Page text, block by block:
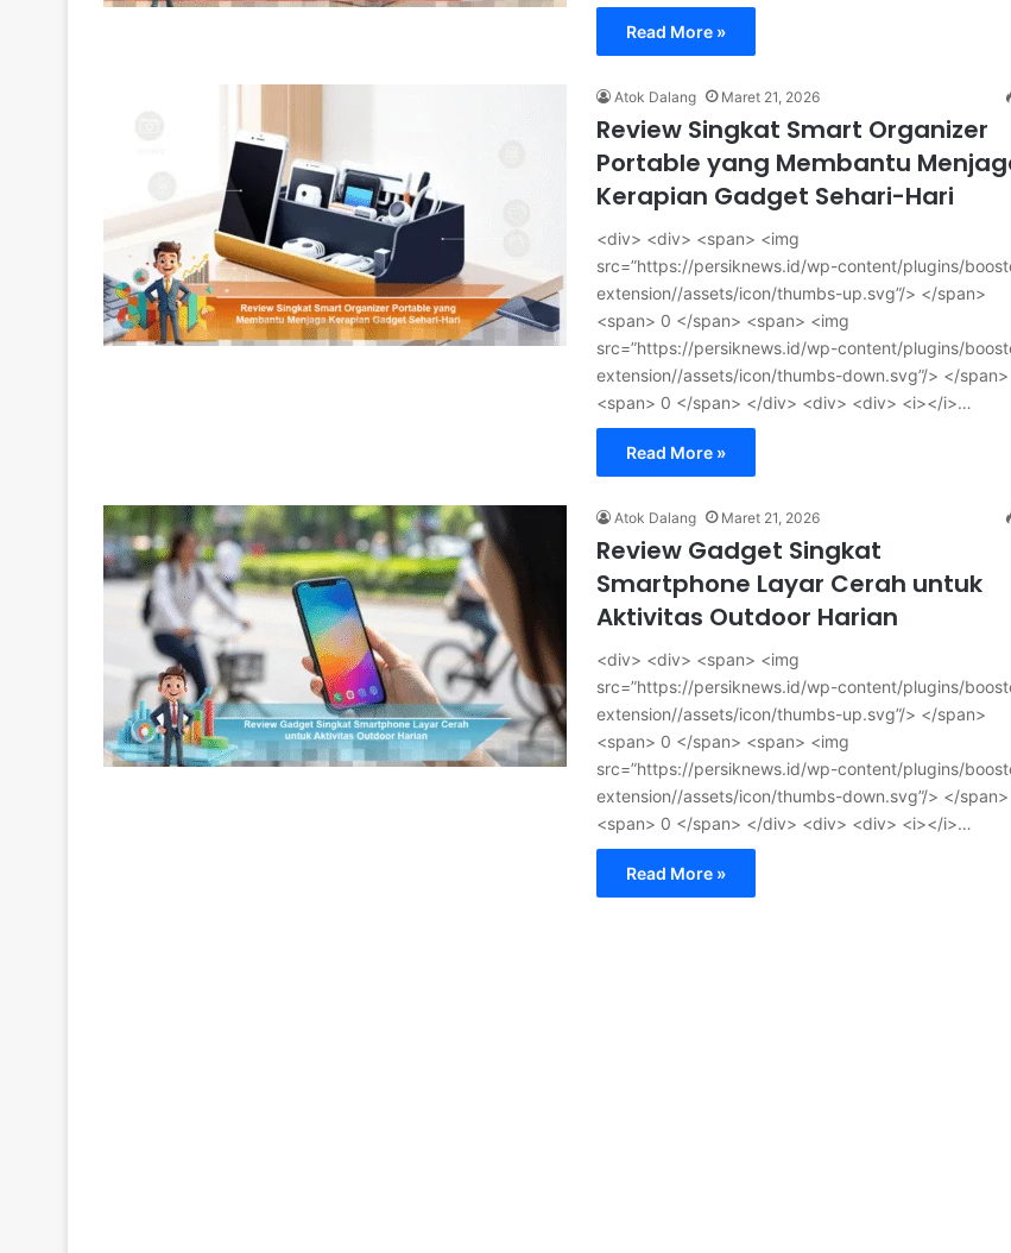
Read More »
Atok Dalang Maret 21, 2026
Review Singkat Smart Organizer
Portable yang Membantu
Kerapian Gadget Sehari-Hari
<div> <div> <span> <img
src=”https://persiknews.id/wp-content/plugins/
extension//assets/icon/thumbs-up.svg”/> </span>
<span> 0 </span> <span> <img
src=”https://persiknews.id/wp-content/plugins/
extension//assets/icon/thumbs-down.svg”/> </span>
<span> 0 </span> </div> <div> <div> <i></i>…
Read More »
Atok Dalang Maret 21, 2026
Review Gadget Singkat
Smartphone Layar Cerah untuk
Aktivitas Outdoor Harian
<div> <div> <span> <img
src=”https://persiknews.id/wp-content/plugins/
extension//assets/icon/thumbs-up.svg”/> </span>
<span> 0 </span> <span> <img
src=”https://persiknews.id/wp-content/plugins/
extension//assets/icon/thumbs-down.svg”/> </span>
<span> 0 </span> </div> <div> <div> <i></i>…
Read More »